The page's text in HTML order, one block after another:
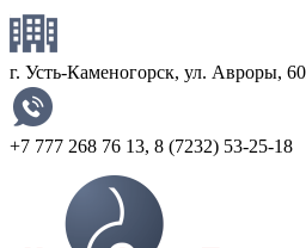
г. Усть-Каменогорск, ул. Авроры,
+7 777 268 76 13, 8 (7232) 53-25-18